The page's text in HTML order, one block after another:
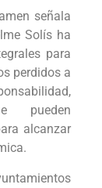
señala
Solís ha
para
perdidos a
pueden
alcanzar